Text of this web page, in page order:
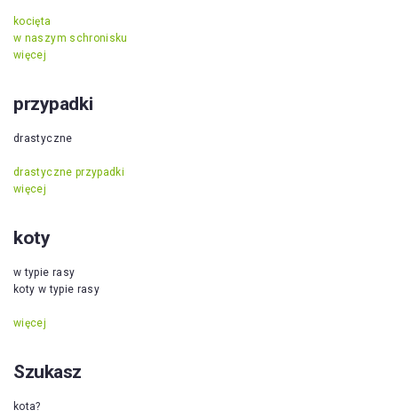
kocięta
w naszym schronisku
więcej
przypadki
drastyczne
drastyczne przypadki
więcej
koty
w typie rasy
koty w typie rasy
więcej
Szukasz
kota?